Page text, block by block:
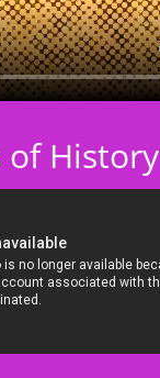
of History